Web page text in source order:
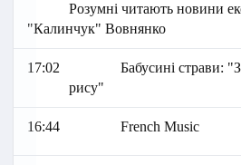
Розумні читають новини
"Калинчук" Вовнянко
17:02
Бабусині страви:
рису"
16:44 French Music